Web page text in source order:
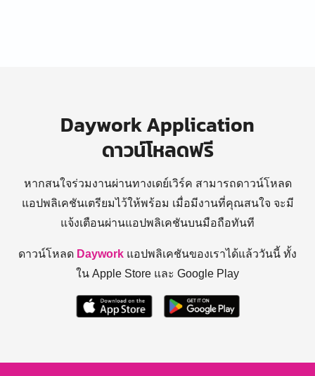
Daywork Application
ดาวน์โหลดฟรี
หากสนใจร่วมงานผ่านทางเดย์เวิร์ค สามารถดาวน์โหลด
แอปพลิเคชันเตรียมไว้ให้พร้อม เมื่อมีงานที่คุณสนใจ จะมี
แจ้งเตือนผ่านแอปพลิเคชันบนมือถือทันที
ดาวน์โหลด Daywork แอปพลิเคชันของเราได้แล้ววันนี้ ทั้ง
ใน Apple Store และ Google Play